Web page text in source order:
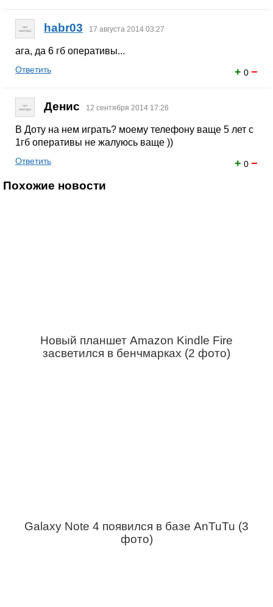
habr03 17 августа 2014 03:27
ага, да 6 гб оперативы...
+ 0 −
Ответить
Денис 12 сентября 2014 17:26
В Доту на нем играть? моему телефону ваще 5 лет с
1гб оперативы не жалуюсь ваще ))
+ 0 −
Ответить
Похожие новости
Новый планшет Amazon Kindle Fire
засветился в бенчмарках (2 фото)
Galaxy Note 4 появился в базе AnTuTu (3
фото)